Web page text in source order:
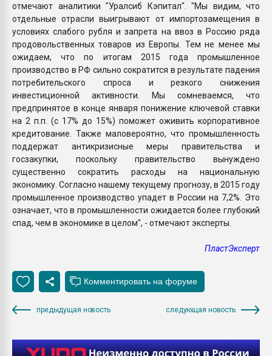
отмечают аналитики "Уралсиб Кэпитал". "Мы видим, что
отдельные отрасли выигрывают от импортозамещения в
условиях слабого рубля и запрета на ввоз в Россию ряда
продовольственных товаров из Европы. Тем не менее мы
ожидаем, что по итогам 2015 года промышленное
производство в РФ сильно сократится в результате падения
потребительского спроса и резкого снижения
инвестиционной активности. Мы сомневаемся, что
предпринятое в конце января понижение ключевой ставки
на 2 п.п. (с 17% до 15%) поможет оживить корпоративное
кредитование. Также маловероятно, что промышленность
поддержат антикризисные меры правительства и
госзакупки, поскольку правительство вынуждено
существенно сократить расходы на национальную
экономику. Согласно нашему текущему прогнозу, в 2015 году
промышленное производство упадет в России на 7,2%. Это
означает, что в промышленности ожидается более глубокий
спад, чем в экономике в целом", - отмечают эксперты.
ПластЭксперт
предыдущая новость следующая новость